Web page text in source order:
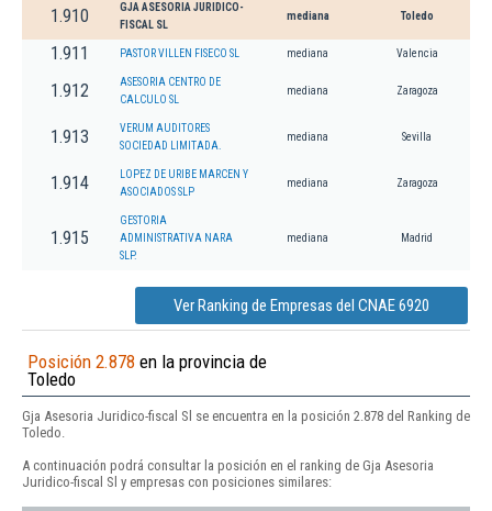
1.910
GJA ASESORIA JURIDICO-
FISCAL SL
mediana Toledo
1.911 PASTOR VILLEN FISECO SL mediana Valencia
1.912
ASESORIA CENTRO DE
CALCULO SL
mediana Zaragoza
1.913
VERUM AUDITORES
SOCIEDAD LIMITADA.
mediana Sevilla
1.914
LOPEZ DE URIBE MARCEN Y
ASOCIADOS SLP
mediana Zaragoza
1.915
GESTORIA
ADMINISTRATIVA NARA
SLP.
mediana Madrid
Ver Ranking de Empresas del CNAE 6920
Posición 2.878 en la provincia de
Toledo
Gja Asesoria Juridico-fiscal Sl se encuentra en la posición 2.878 del Ranking de
Toledo.
A continuación podrá consultar la posición en el ranking de Gja Asesoria
Juridico-fiscal Sl y empresas con posiciones similares: